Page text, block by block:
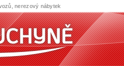
nerezový nábytek